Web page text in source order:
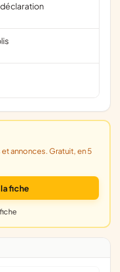
fiche